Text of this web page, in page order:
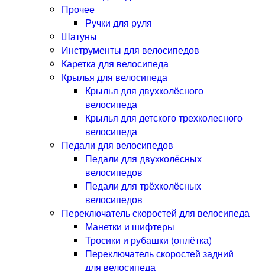
Прочее
Ручки для руля
Шатуны
Инструменты для велосипедов
Каретка для велосипеда
Крылья для велосипеда
Крылья для двухколёсного
велосипеда
Крылья для детского трехколесного
велосипеда
Педали для велосипедов
Педали для двухколёсных
велосипедов
Педали для трёхколёсных
велосипедов
Переключатель скоростей для велосипеда
Манетки и шифтеры
Тросики и рубашки (оплётка)
Переключатель скоростей задний
для велосипеда